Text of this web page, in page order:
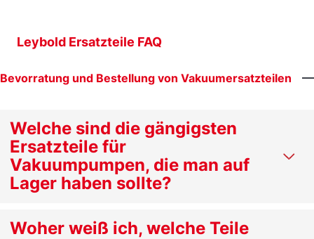
Leybold Ersatzteile FAQ
Bevorratung und Bestellung von Vakuumersatzteilen
Welche sind die gängigsten
Ersatzteile für
Vakuumpumpen, die man auf
Lager haben sollte?
Woher weiß ich, welche Teile